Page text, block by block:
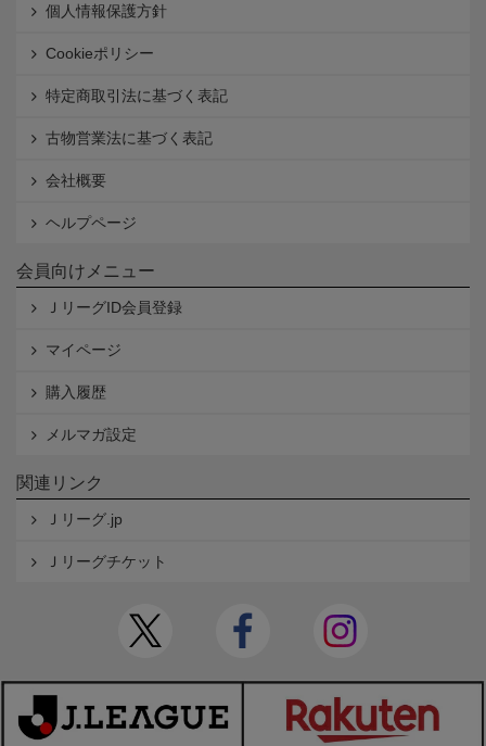
個人情報保護方針
Cookieポリシー
特定商取引法に基づく表記
古物営業法に基づく表記
会社概要
ヘルプページ
会員向けメニュー
ＪリーグID会員登録
マイページ
購入履歴
メルマガ設定
関連リンク
Ｊリーグ.jp
Ｊリーグチケット